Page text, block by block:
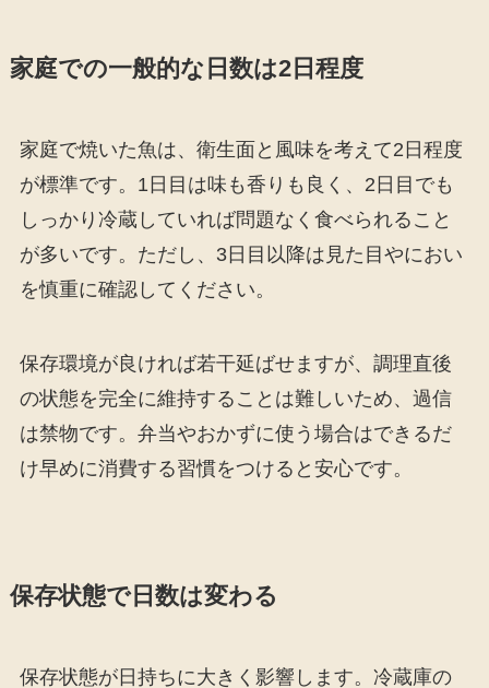
家庭での一般的な日数は2日程度
家庭で焼いた魚は、衛生面と風味を考えて2日程度
が標準です。1日目は味も香りも良く、2日目でも
しっかり冷蔵していれば問題なく食べられること
が多いです。ただし、3日目以降は見た目やにおい
を慎重に確認してください。
保存環境が良ければ若干延ばせますが、調理直後
の状態を完全に維持することは難しいため、過信
は禁物です。弁当やおかずに使う場合はできるだ
け早めに消費する習慣をつけると安心です。
保存状態で日数は変わる
保存状態が日持ちに大きく影響します。冷蔵庫の